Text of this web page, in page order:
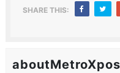
SHARE THIS: